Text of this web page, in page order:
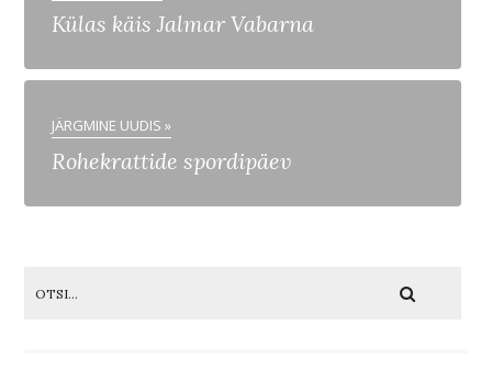
Külas käis Jalmar Vabarna
JÄRGMINE UUDIS »
Rohekrattide spordipäev